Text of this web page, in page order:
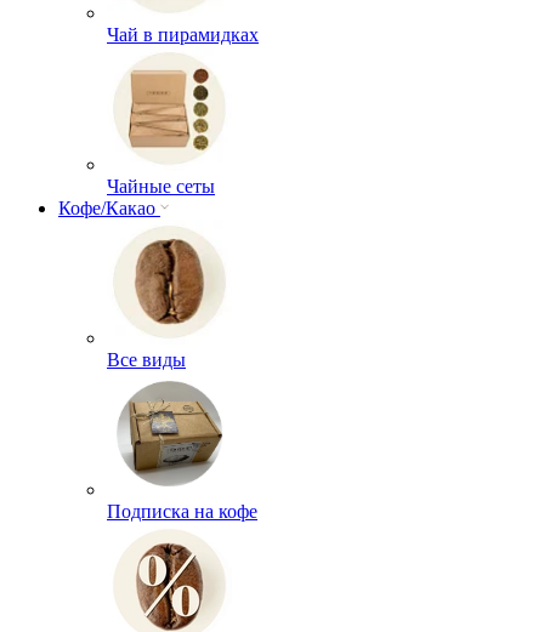
Чай в пирамидках
Чайные сеты
Кофе/Какао
Все виды
Подписка на кофе